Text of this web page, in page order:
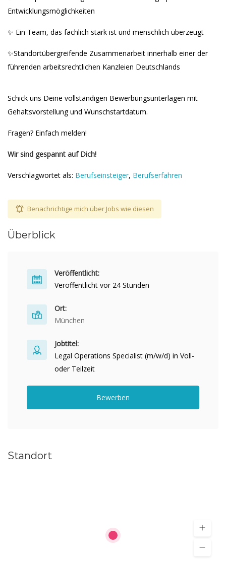
Entwicklungsmöglichkeiten
✨ Ein Team, das fachlich stark ist und menschlich überzeugt
✨Standortübergreifende Zusammenarbeit innerhalb einer der
führenden arbeitsrechtlichen Kanzleien Deutschlands
Schick uns Deine vollständigen Bewerbungsunterlagen mit
Gehaltsvorstellung und Wunschstartdatum.
Fragen? Einfach melden!
Wir sind gespannt auf Dich!
Verschlagwortet als: Berufseinsteiger, Berufserfahren
Benachrichtige mich über Jobs wie diesen
Überblick
Veröffentlicht:
Veröffentlicht vor 24 Stunden
Ort:
München
Jobtitel:
Legal Operations Specialist (m/w/d) in Voll-
oder Teilzeit
Bewerben
Standort